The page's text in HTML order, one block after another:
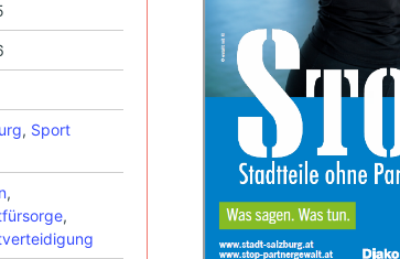
U
N
D
S
, Sport
,
,